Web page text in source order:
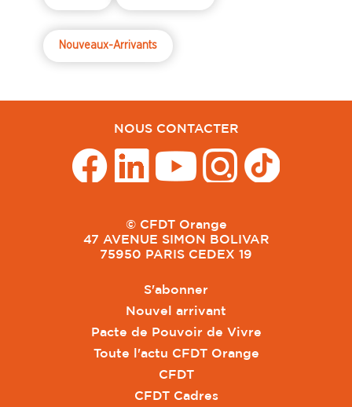
Nouveaux-Arrivants
NOUS CONTACTER
© CFDT Orange
47 AVENUE SIMON BOLIVAR
75950 PARIS CEDEX 19
S'abonner
Nouvel arrivant
Pacte de Pouvoir de Vivre
Toute l'actu CFDT Orange
CFDT
CFDT Cadres